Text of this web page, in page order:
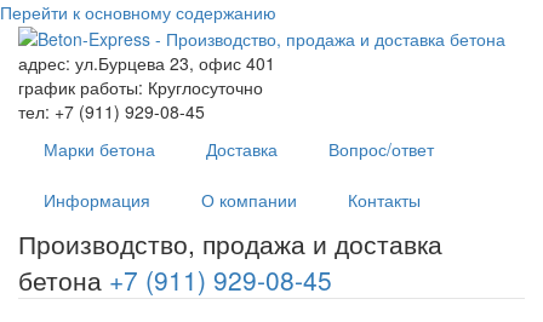
Перейти к основному содержанию
адрес: ул.Бурцева 23, офис 401
график работы: Круглосуточно
тел: +7 (911) 929-08-45
Марки бетона
Доставка Вопрос/ответ
Информация О компании Контакты
Производство, продажа и доставка
бетона +7 (911) 929-08-45